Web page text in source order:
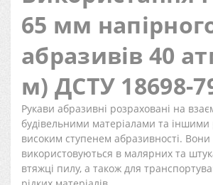
65 мм
абразивів 40
м) ДСТУ 18698-
Рукави абразивні розраховані на
будівельними матеріалами та
високим ступенем абразивності. Вони
використовуються в малярних та
втяжці пилу, а також для